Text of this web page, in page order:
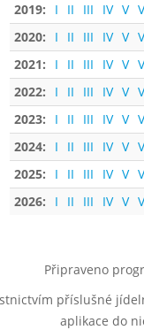
2019:
I II III IV V
2020:
I II III IV V
2021:
I II III IV V
2022:
I II III IV V
2023:
I II III IV V
2024:
I II III IV V
2025:
I II III IV V
2026:
I II III IV V
Připraveno
příslušné
aplikace do